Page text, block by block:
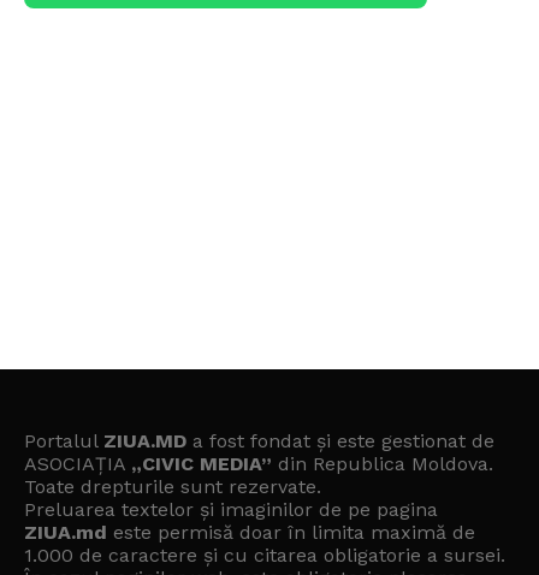
Portalul ZIUA.MD a fost fondat și este gestionat de
ASOCIAȚIA „CIVIC MEDIA” din Republica Moldova.
Toate drepturile sunt rezervate.
Preluarea textelor și imaginilor de pe pagina
ZIUA.md este permisă doar în limita maximă de
1.000 de caractere și cu citarea obligatorie a sursei.